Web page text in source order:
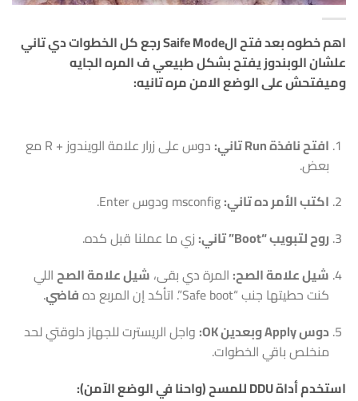
اهم خطوه بعد فتح الSaife Mode رجع كل الخطوات دي تاني
علشان الوبندوز يفتح بشكل طبيعي ف المره الجايه
وميفتحش على الوضع الامن مره تانيه:
افتح نافذة Run تاني: دوس على زرار علامة الويندوز + R
مع
بعض.
اكتب الأمر ده تاني:msconfig ودوس Enter.
روح لتبويب “Boot” تاني:
زي ما عملنا قبل كده.
شيل علامة الصح: المرة دي بقى، شيل علامة الصحاللي
كنت حطيتها جنب “Safe boot”. اتأكد إن المربع ده
فاضي.
دوس Apply وبعدين OK:
واجل الريسترت للجهاز دلوقتي لحد
منخلص باقي الخطوات.
استخدم أداة DDU للمسح (واحنا في الوضع الآمن):